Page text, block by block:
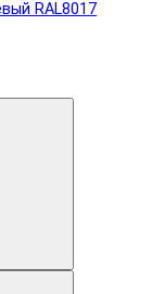
RAL8017